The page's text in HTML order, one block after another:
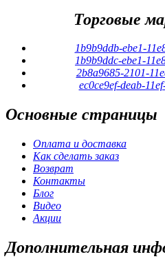
Торговые
1b9b9ddb-ebe1-
1b9b9ddc-ebe1-
2b8a9685-2101-
ec0ce9ef-deab-
Основные страницы
Оплата и доставка
Как сделать заказ
Возврат
Контакты
Блог
Видео
Акции
Дополнительная